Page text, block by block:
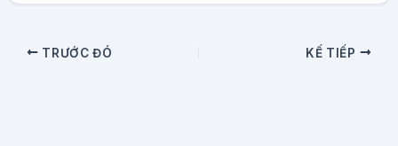
TRƯỚC ĐÓ KẾ TIẾP